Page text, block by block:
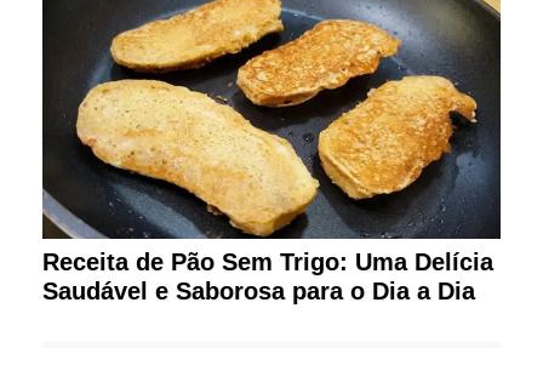
Receita de Pão Sem Trigo: Uma Delícia
Saudável e Saborosa para o Dia a Dia